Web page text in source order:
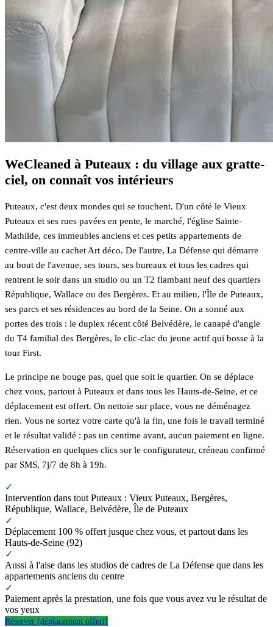
WeCleaned à Puteaux : du village aux gratte-
ciel, on connaît vos intérieurs
Puteaux, c'est deux mondes qui se touchent. D'un côté le Vieux
Puteaux et ses rues pavées en pente, le marché, l'église Sainte-
Mathilde, ces immeubles anciens et ces petits appartements de
centre-ville au cachet Art déco. De l'autre, La Défense qui démarre
au bout de l'avenue, ses tours, ses bureaux et tous les cadres qui
rentrent le soir dans un studio ou un T2 flambant neuf des quartiers
République, Wallace ou des Bergères. Et au milieu, l'Île de Puteaux,
ses parcs et ses résidences au bord de la Seine. On a sonné aux
portes des trois : le duplex récent côté Belvédère, le canapé d'angle
du T4 familial des Bergères, le clic-clac du jeune actif qui bosse à la
tour First.
Le principe ne bouge pas, quel que soit le quartier. On se déplace
chez vous, partout à Puteaux et dans tous les Hauts-de-Seine, et ce
déplacement est offert. On nettoie sur place, vous ne déménagez
rien. Vous ne sortez votre carte qu'à la fin, une fois le travail terminé
et le résultat validé : pas un centime avant, aucun paiement en ligne.
Réservation en quelques clics sur le configurateur, créneau confirmé
par SMS, 7j/7 de 8h à 19h.
✓
Intervention dans tout Puteaux : Vieux Puteaux, Bergères,
République, Wallace, Belvédère, Île de Puteaux
✓
Déplacement 100 % offert jusque chez vous, et partout dans les
Hauts-de-Seine (92)
✓
Aussi à l'aise dans les studios de cadres de La Défense que dans les
appartements anciens du centre
✓
Paiement après la prestation, une fois que vous avez vu le résultat de
vos yeux
Réserver (déplacement offert)